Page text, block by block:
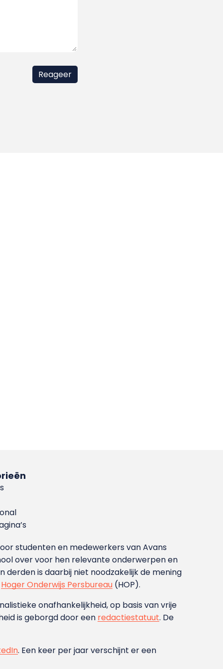
studenten en medewerkers van Avans
over voor hen relevante onderwerpen en
is daarbij niet noodzakelijk de mening
Hoger Onderwijs Persbureau (HOP).
onafhankelijkheid, op basis van vrije
is geborgd door een redactiestatuut. De
. Een keer per jaar verschijnt er een